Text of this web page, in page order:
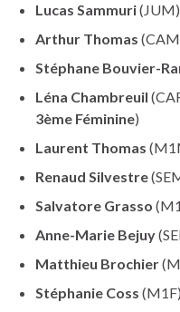
Lucas Sammuri(JUM)
Arthur Thomas
Stéphane Bouvier-
Léna Chambreuil
3ème Féminine)
Laurent Thomas
Renaud Silvestre
Salvatore Grasso
Anne-Marie Bejuy
Matthieu Brochier
Stéphanie Coss (M1F)